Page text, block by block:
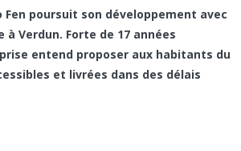
poursuit son développement avec
Verdun. Forte de 17 années
entend proposer aux habitants du
et livrées dans des délais